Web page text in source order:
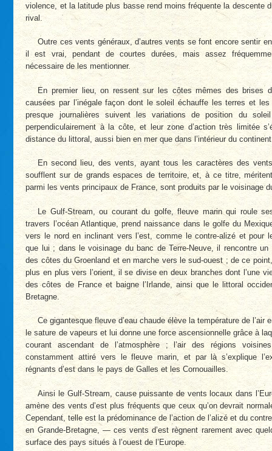
violence, et la latitude plus basse rend moins fréquente la descente
rival.
Outre ces vents généraux, d’autres vents se font encore sentir
il est vrai, pendant de courtes durées, mais assez
nécessaire de les mentionner.
En premier lieu, on ressent sur les côtes mêmes des brises
causées par l’inégale façon dont le soleil échauffe les terres et
presque journalières suivent les variations de position du
perpendiculairement à la côte, et leur zone d’action très limitée
distance du littoral, aussi bien en mer que dans l’intérieur du
En second lieu, des vents, ayant tous les caractères des
soufflent sur de grands espaces de territoire, et, à ce titre,
parmi les vents principaux de France, sont produits par le voisinage
Le Gulf-Stream, ou courant du golfe, fleuve marin qui roule
travers l’océan Atlantique, prend naissance dans le golfe du
vers le nord en inclinant vers l’est, comme le contre-alizé et pour
que lui ; dans le voisinage du banc de Terre-Neuve, il rencontre un
des côtes du Groenland et en marche vers le sud-ouest ; de ce
plus en plus vers l’orient, il se divise en deux branches dont l’une
des côtes de France et baigne l’Irlande, ainsi que le littoral
Bretagne.
Ce gigantesque fleuve d’eau chaude élève la température de l’air
le sature de vapeurs et lui donne une force ascensionnelle grâce à
courant ascendant de l’atmosphère ; l’air des régions
constamment attiré vers le fleuve marin, et par là s’explique
régnants d’est dans le pays de Galles et les Cornouailles.
Ainsi le Gulf-Stream, cause puissante de vents locaux dans
amène des vents d’est plus fréquents que ceux qu’on devrait
Cependant, telle est la prédominance de l’action de l’alizé et du
en Grande-Bretagne, — ces vents d’est règnent rarement avec
surface des pays situés à l’ouest de l’Europe.